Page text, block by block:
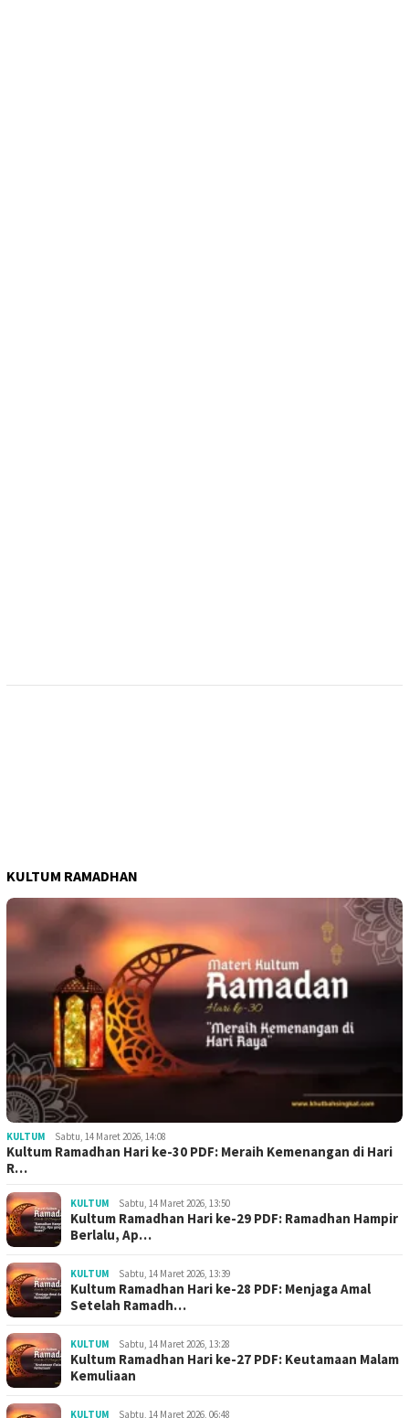
KULTUM RAMADHAN
KULTUM Sabtu, 14 Maret 2026, 14:08
Kultum Ramadhan Hari ke-30 PDF: Meraih Kemenangan di Hari
R…
KULTUM Sabtu, 14 Maret 2026, 13:50
Kultum Ramadhan Hari ke-29 PDF: Ramadhan Hampir
Berlalu, Ap…
KULTUM Sabtu, 14 Maret 2026, 13:39
Kultum Ramadhan Hari ke-28 PDF: Menjaga Amal
Setelah Ramadh…
KULTUM Sabtu, 14 Maret 2026, 13:28
Kultum Ramadhan Hari ke-27 PDF: Keutamaan Malam
Kemuliaan
KULTUM Sabtu, 14 Maret 2026, 06:48